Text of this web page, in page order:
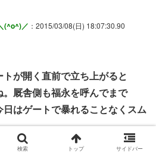
(^o^)／ ：2015/03/08(日) 18:07:30.90
が開く直前で立ち上がると
厩舎側も福永を呼んでまで
はゲートで暴れることなくスム
検索 トップ サイドバー